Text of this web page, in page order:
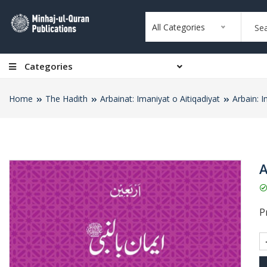
All Categories
Categories
Home The Hadith Arbainat: Imaniyat o Aitiqadiyat Arbain: